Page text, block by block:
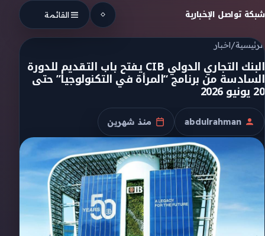
Skip to content
شبكة تواصل الإخبارية القائمة
الرئيسية/اخبار
البنك التجاري الدولي CIB يفتح باب التقديم للدورة
السادسة من برنامج “المرأة في التكنولوجيا” حتى
20 يونيو 2026
الكاتب
abdulrahman
تاريخ النشر
منذ شهرين